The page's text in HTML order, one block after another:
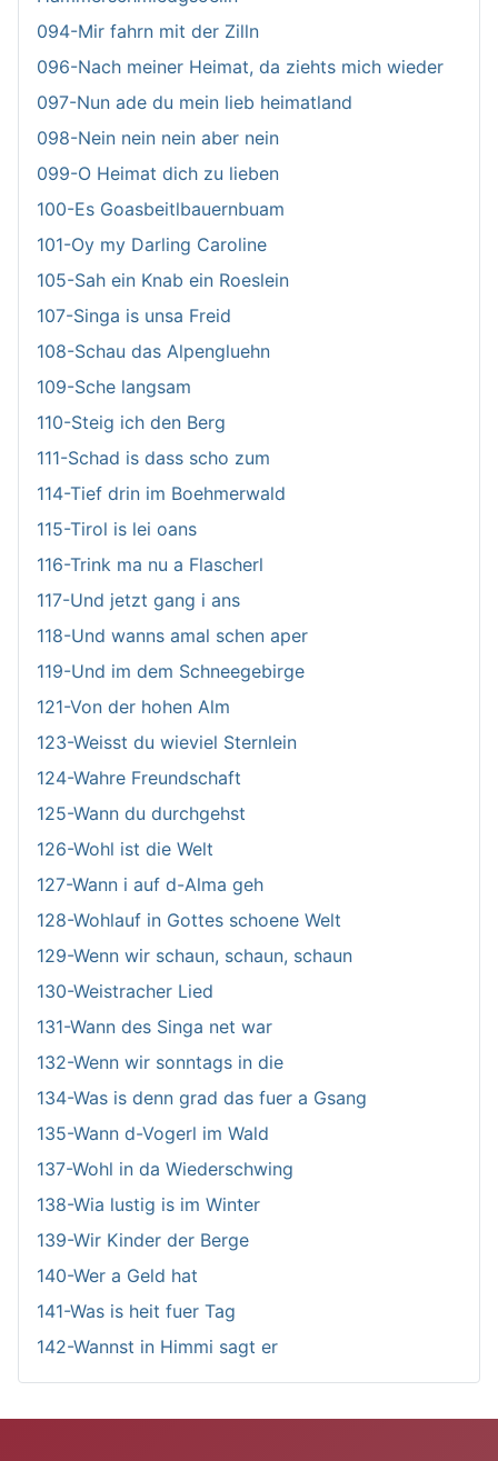
094-Mir fahrn mit der Zilln
096-Nach meiner Heimat, da ziehts mich wieder
097-Nun ade du mein lieb heimatland
098-Nein nein nein aber nein
099-O Heimat dich zu lieben
100-Es Goasbeitlbauernbuam
101-Oy my Darling Caroline
105-Sah ein Knab ein Roeslein
107-Singa is unsa Freid
108-Schau das Alpengluehn
109-Sche langsam
110-Steig ich den Berg
111-Schad is dass scho zum
114-Tief drin im Boehmerwald
115-Tirol is lei oans
116-Trink ma nu a Flascherl
117-Und jetzt gang i ans
118-Und wanns amal schen aper
119-Und im dem Schneegebirge
121-Von der hohen Alm
123-Weisst du wieviel Sternlein
124-Wahre Freundschaft
125-Wann du durchgehst
126-Wohl ist die Welt
127-Wann i auf d-Alma geh
128-Wohlauf in Gottes schoene Welt
129-Wenn wir schaun, schaun, schaun
130-Weistracher Lied
131-Wann des Singa net war
132-Wenn wir sonntags in die
134-Was is denn grad das fuer a Gsang
135-Wann d-Vogerl im Wald
137-Wohl in da Wiederschwing
138-Wia lustig is im Winter
139-Wir Kinder der Berge
140-Wer a Geld hat
141-Was is heit fuer Tag
142-Wannst in Himmi sagt er